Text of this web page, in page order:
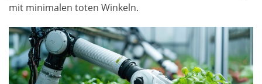
mit minimalen toten Winkeln.